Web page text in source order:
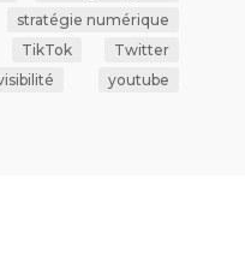
stratégie numérique
TikTok
Twitter
youtube